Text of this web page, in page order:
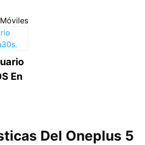
Móviles
En
Del Oneplus 5